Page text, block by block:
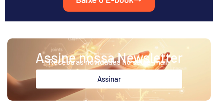
Assine nossa Newsletter
Receba as novidades no seu e-mail.
Assinar